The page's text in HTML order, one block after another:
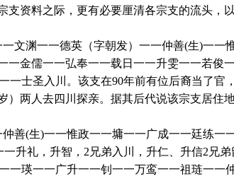
支资料之际，更有必要厘清各宗支的流头，
文渊一一德英（字朝发）一一仲善(生)一一
一金儒一一弘奉一一载日一一升雯一一若俊
一士圣入川。该支在90年前有位后裔当了官
）两人去四川探亲。据其后代说该宗支居住
善(生)一一惟政一一墉一一广成一一廷练一
升礼，升智，2兄弟入川，升仁、升信2兄弟
一瑛一一广升一一钊一一万鸾一一祖琏一一